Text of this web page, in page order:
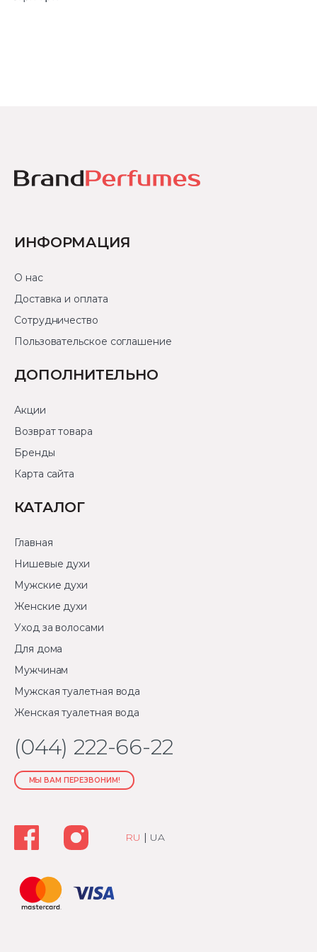
ИНФОРМАЦИЯ
О нас
Доставка и оплата
Сотрудничество
Пользовательское соглашение
ДОПОЛНИТЕЛЬНО
Акции
Возврат товара
Бренды
Карта сайта
КАТАЛОГ
Главная
Нишевые духи
Мужские духи
Женские духи
Уход за волосами
Для дома
Мужчинам
Мужская туалетная вода
Женская туалетная вода
(044) 222-66-22
МЫ ВАМ ПЕРЕЗВОНИМ!
RU | UA